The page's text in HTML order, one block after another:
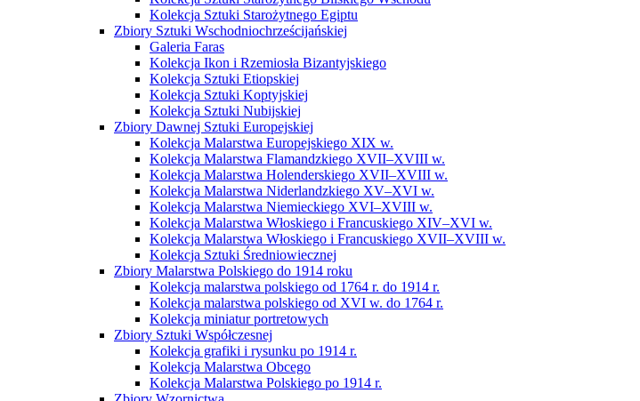
Kolekcja Sztuki Starożytnego Egiptu
Zbiory Sztuki Wschodniochrześcijańskiej
Galeria Faras
Kolekcja Ikon i Rzemiosła Bizantyjskiego
Kolekcja Sztuki Etiopskiej
Kolekcja Sztuki Koptyjskiej
Kolekcja Sztuki Nubijskiej
Zbiory Dawnej Sztuki Europejskiej
Kolekcja Malarstwa Europejskiego XIX w.
Kolekcja Malarstwa Flamandzkiego XVII–XVIII w.
Kolekcja Malarstwa Holenderskiego XVII–XVIII w.
Kolekcja Malarstwa Niderlandzkiego XV–XVI w.
Kolekcja Malarstwa Niemieckiego XVI–XVIII w.
Kolekcja Malarstwa Włoskiego i Francuskiego XIV–XVI w.
Kolekcja Malarstwa Włoskiego i Francuskiego XVII–XVIII w.
Kolekcja Sztuki Średniowiecznej
Zbiory Malarstwa Polskiego do 1914 roku
Kolekcja malarstwa polskiego od 1764 r. do 1914 r.
Kolekcja malarstwa polskiego od XVI w. do 1764 r.
Kolekcja miniatur portretowych
Zbiory Sztuki Współczesnej
Kolekcja grafiki i rysunku po 1914 r.
Kolekcja Malarstwa Obcego
Kolekcja Malarstwa Polskiego po 1914 r.